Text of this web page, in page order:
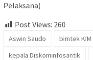
Pelaksana)
Post Views: 260
Aswin Saudo bimtek KIM
kepala Diskominfosantik